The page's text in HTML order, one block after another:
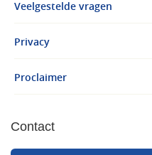
Veelgestelde vragen
Privacy
Proclaimer
Contact